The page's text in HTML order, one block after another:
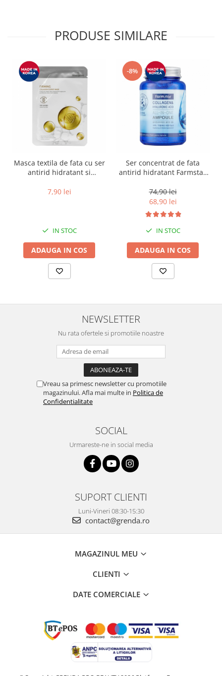
PRODUSE SIMILARE
Masca textila de fata cu ser
antirid hidratant si
Firming Collagen 23gr
7,90 lei
IN STOC
ADAUGA IN COS
-8%
Ser concentrat de fata
antirid hidratant Farmstay
All-In-One Ampoule 250ml
74,90 lei
68,90 lei
IN STOC
ADAUGA IN COS
NEWSLETTER
Nu rata ofertele si promotiile noastre
Vreau sa primesc newsletter cu promotiile
magazinului. Afla mai multe in Politica de
Confidentialitate
SOCIAL
Urmareste-ne in social media
SUPORT CLIENTI
Luni-Vineri 08:30-15:30
contact@grenda.ro
MAGAZINUL MEU
CLIENTI
DATE COMERCIALE